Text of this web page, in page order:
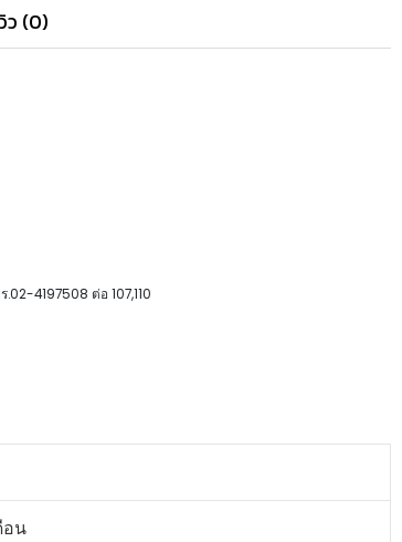
ว (0)
4197508 ต่อ 107,110
อน